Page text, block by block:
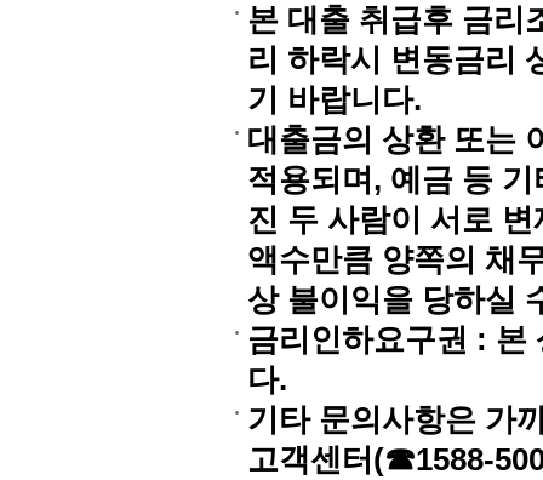
본 대출 취급후 금리
리 하락시 변동금리
기 바랍니다.
대출금의 상환 또는
적용되며, 예금 등
진 두 사람이 서로
액수만큼 양쪽의 채
상 불이익을 당하실
금리인하요구권 : 본
다.
기타 문의사항은 가
고객센터(☎1588-